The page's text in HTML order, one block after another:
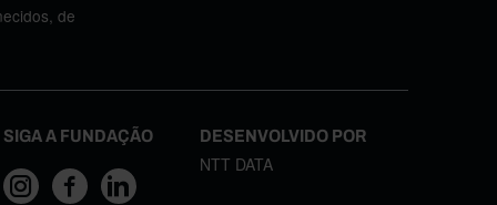
de
SIGA A FUNDAÇÃO DESENVOLVIDO POR
NTT DATA